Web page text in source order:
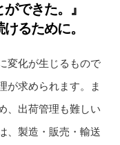
できた。』
るために。
変化が生じるもので
が求められます。ま
、出荷管理も難しい
、製造・販売・輸送